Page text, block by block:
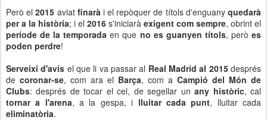
Però el2015 aviat finarà i el repòquer de títols d'enguanyquedarà
per a la història; i el 2016 s'iniciarà exigent com sempre, obrint el
període de la temporada en que no es guanyen títols, peròes
poden perdre!
Serveixi d'avís el que li va passar al Real Madrid al 2015després
de coronar-se, com ara el Barça, com a Campió del Món de
Clubs: després de tocar el cel, de segellar unany històric, cal
tornar a l'arena, a la gespa, i lluitar cada punt, lluitar cada
eliminatòria.